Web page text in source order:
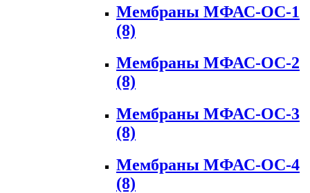
Мембраны МФАС-ОС-1
(8)
Мембраны МФАС-ОС-2
(8)
Мембраны МФАС-ОС-3
(8)
Мембраны МФАС-ОС-4
(8)